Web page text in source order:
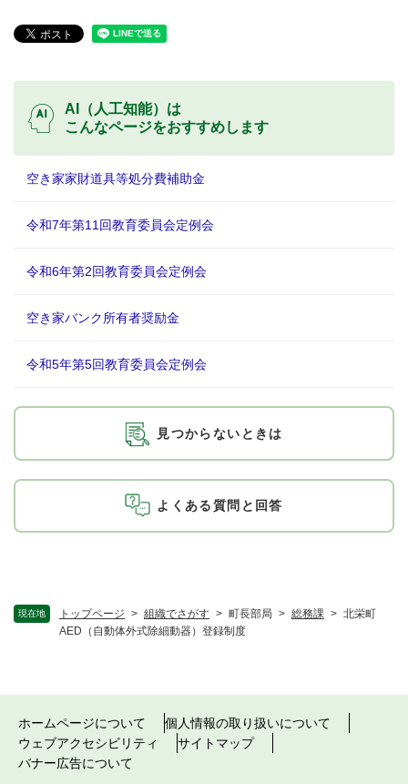
現在地 トップページ > 組織でさがす > 町長部局 > 総務課 > 北栄町
AED（自動体外式除細動器）登録制度
AI（人工知能）は
こんなページをおすすめします
空き家家財道具等処分費補助金
令和7年第11回教育委員会定例会
令和6年第2回教育委員会定例会
空き家バンク所有者奨励金
令和5年第5回教育委員会定例会
見つからないときは
よくある質問と回答
ホームページについて
個人情報の取り扱いについて
ウェブアクセシビリティ
サイトマップ
バナー広告について